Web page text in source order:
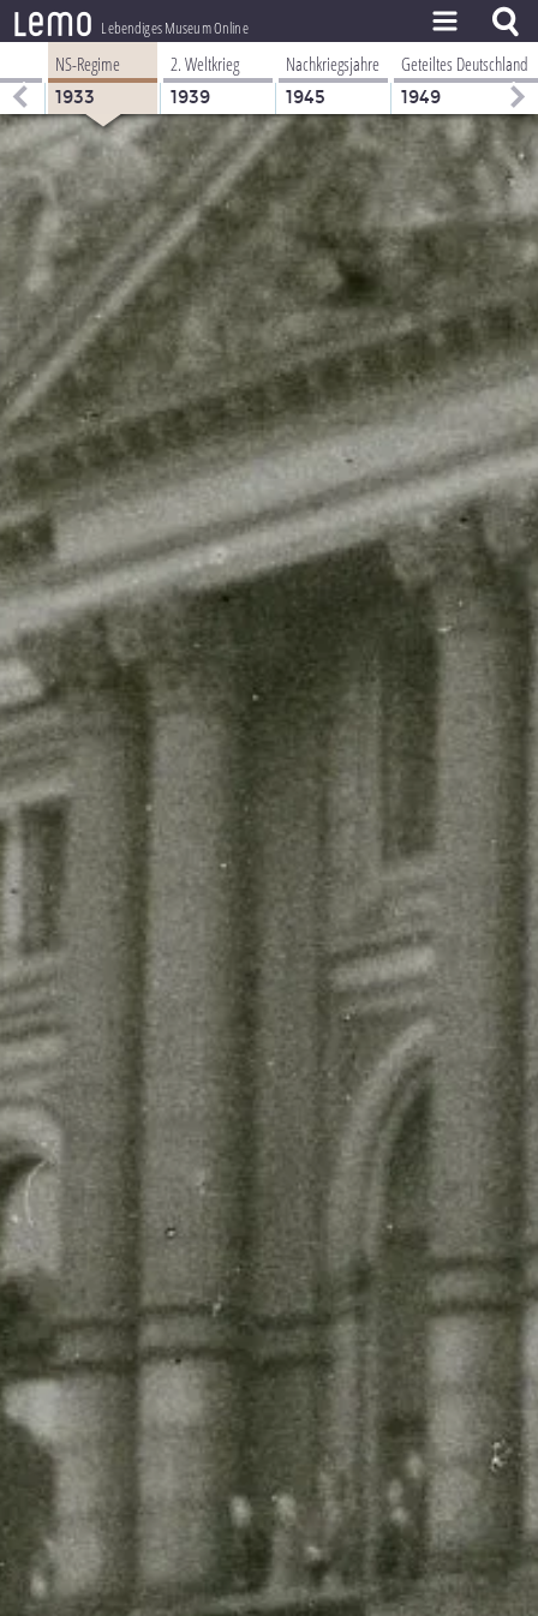
lemo Lebendiges Museum Online
ZEITSTRAHL
THEMEN
ZEITZEUGEN
BESTAND
LERNEN
PROJEKT
NS-Regime
1933
2. Weltkrieg
1939
Nachkriegsjahre
1945
Geteiltes Deutschland
1949